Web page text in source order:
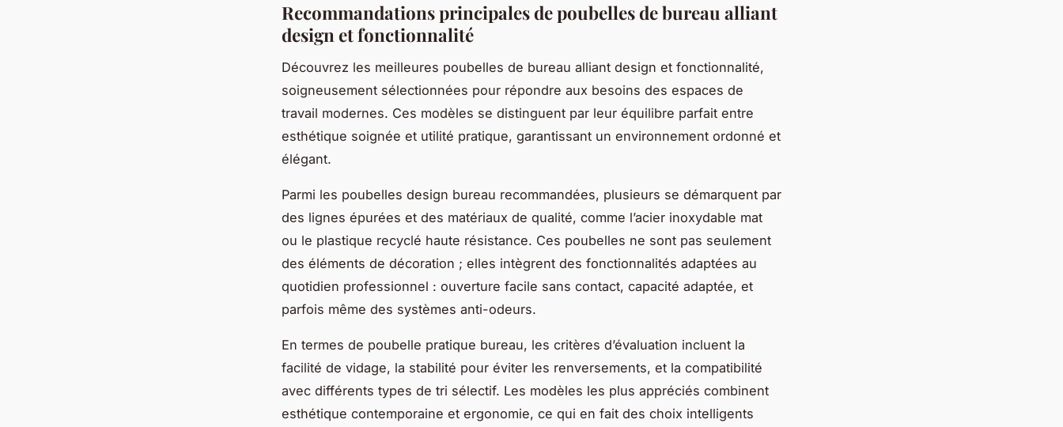
Recommandations principales de poubelles de bureau alliant
design et fonctionnalité
Découvrez les meilleures poubelles de bureau alliant design et fonctionnalité,
soigneusement sélectionnées pour répondre aux besoins des espaces de
travail modernes. Ces modèles se distinguent par leur équilibre parfait entre
esthétique soignée et utilité pratique, garantissant un environnement ordonné et
élégant.
Parmi les poubelles design bureau recommandées, plusieurs se démarquent par
des lignes épurées et des matériaux de qualité, comme l’acier inoxydable mat
ou le plastique recyclé haute résistance. Ces poubelles ne sont pas seulement
des éléments de décoration ; elles intègrent des fonctionnalités adaptées au
quotidien professionnel : ouverture facile sans contact, capacité adaptée, et
parfois même des systèmes anti-odeurs.
En termes de poubelle pratique bureau, les critères d’évaluation incluent la
facilité de vidage, la stabilité pour éviter les renversements, et la compatibilité
avec différents types de tri sélectif. Les modèles les plus appréciés combinent
esthétique contemporaine et ergonomie, ce qui en fait des choix intelligents